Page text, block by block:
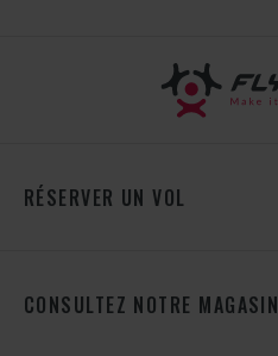
RÉSERVER UN VOL
CONSULTEZ NOTRE MAGASIN